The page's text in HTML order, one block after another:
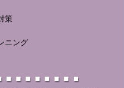
策
ニング